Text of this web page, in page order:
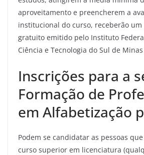
aproveitamento e preencherem a
institucional do curso, receberão
gratuito emitido pelo Instituto
Ciência e Tecnologia do Sul de
Inscrições para a
Formação de
em Alfabetização
Podem se candidatar as pessoas
curso superior em licenciatura